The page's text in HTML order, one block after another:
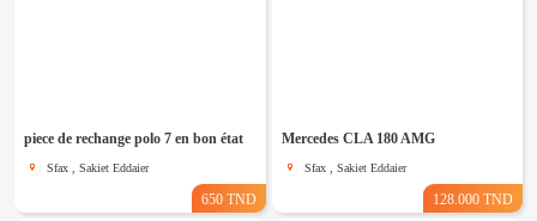
piece de rechange polo 7 en bon état
Sfax , Sakiet Eddaier
650 TND
Mercedes CLA 180 AMG
Sfax , Sakiet Eddaier
128.000 TND